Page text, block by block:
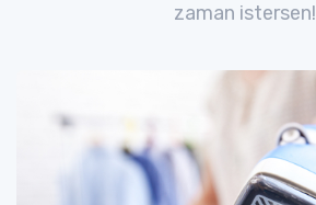
zaman istersen!